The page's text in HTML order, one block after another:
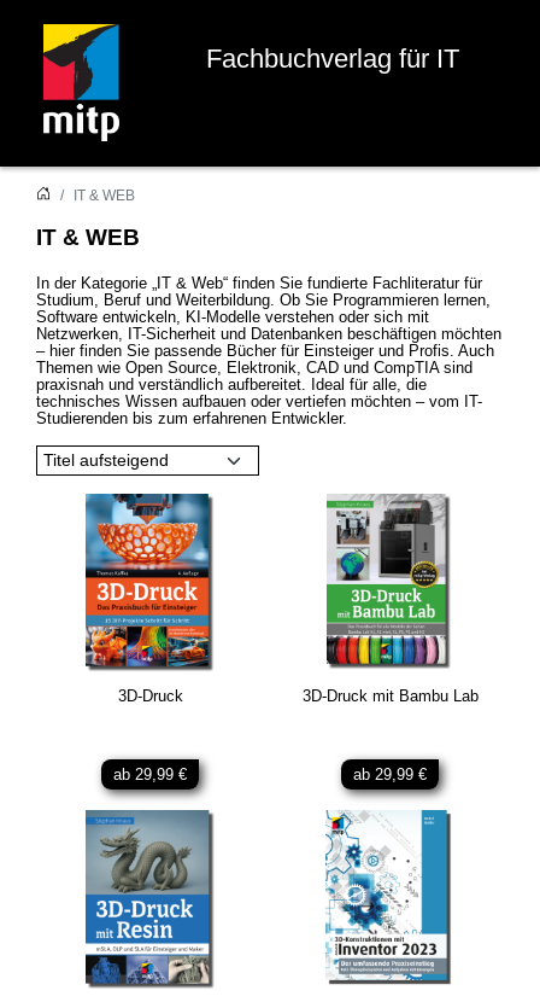
Fachbuchverlag für IT
IT & WEB
IT & WEB
In der Kategorie „IT & Web“ finden Sie fundierte Fachliteratur für
Studium, Beruf und Weiterbildung. Ob Sie Programmieren lernen,
Software entwickeln, KI-Modelle verstehen oder sich mit
Netzwerken, IT-Sicherheit und Datenbanken beschäftigen möchten
– hier finden Sie passende Bücher für Einsteiger und Profis. Auch
Themen wie Open Source, Elektronik, CAD und CompTIA sind
praxisnah und verständlich aufbereitet. Ideal für alle, die
technisches Wissen aufbauen oder vertiefen möchten – vom IT-
Studierenden bis zum erfahrenen Entwickler.
Titel aufsteigend
3D-Druck
ab 29,99 €
3D-Druck mit Bambu Lab
ab 29,99 €